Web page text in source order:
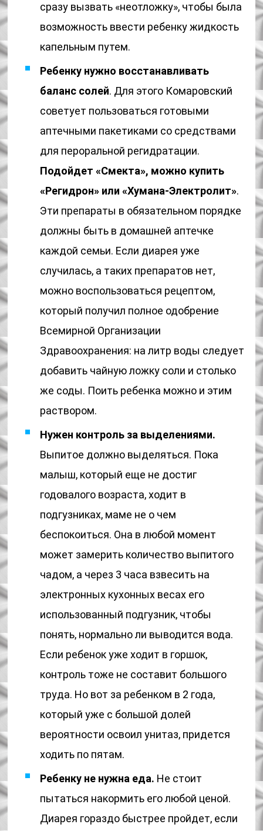
сразу вызвать «неотложку», чтобы была
возможность ввести ребенку жидкость
капельным путем.
Ребенку нужно восстанавливать
баланс солей. Для этого Комаровский
советует пользоваться готовыми
аптечными пакетиками со средствами
для пероральной регидратации.
Подойдет «Смекта», можно купить
«Регидрон» или «Хумана-Электролит».
Эти препараты в обязательном порядке
должны быть в домашней аптечке
каждой семьи. Если диарея уже
случилась, а таких препаратов нет,
можно воспользоваться рецептом,
который получил полное одобрение
Всемирной Организации
Здравоохранения: на литр воды следует
добавить чайную ложку соли и столько
же соды. Поить ребенка можно и этим
раствором.
Нужен контроль за выделениями.
Выпитое должно выделяться. Пока
малыш, который еще не достиг
годовалого возраста, ходит в
подгузниках, маме не о чем
беспокоиться. Она в любой момент
может замерить количество выпитого
чадом, а через 3 часа взвесить на
электронных кухонных весах его
использованный подгузник, чтобы
понять, нормально ли выводится вода.
Если ребенок уже ходит в горшок,
контроль тоже не составит большого
труда. Но вот за ребенком в 2 года,
который уже с большой долей
вероятности освоил унитаз, придется
ходить по пятам.
Ребенку не нужна еда. Не стоит
пытаться накормить его любой ценой.
Диарея гораздо быстрее пройдет, если